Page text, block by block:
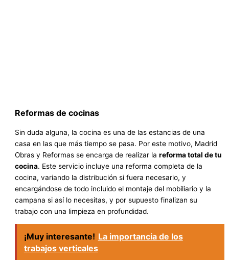
Reformas de cocinas
Sin duda alguna, la cocina es una de las estancias de una
casa en las que más tiempo se pasa. Por este motivo, Madrid
Obras y Reformas se encarga de realizar lareforma total de tu
cocina. Este servicio incluye una reforma completa de la
cocina, variando la distribución si fuera necesario, y
encargándose de todo incluido el montaje del mobiliario y la
campana si así lo necesitas, y por supuesto finalizan su
trabajo con una limpieza en profundidad.
¡Muy interesante! La importancia de los
trabajos verticales